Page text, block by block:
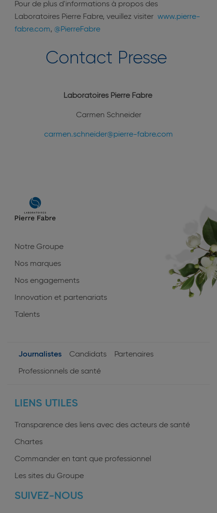
Pour de plus d'informations à propos des
Laboratoires Pierre Fabre, veuillez visiter www.pierre-
fabre.com, @PierreFabre
Contact Presse
Laboratoires Pierre Fabre
Carmen Schneider
carmen.schneider@pierre-fabre.com
Main
navigation
Notre Groupe
Nos marques
Nos engagements
Innovation et partenariats
Talents
User
Journalistes Candidats Partenaires
Professionnels de santé
LIENS UTILES
Transparence des liens avec des acteurs de santé
Chartes
Commander en tant que professionnel
Les sites du Groupe
SUIVEZ-NOUS